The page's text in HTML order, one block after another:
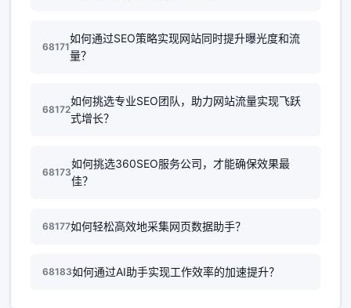
68171
如何通过SEO策略实现网站同时提升曝光度和流
量？
68172
如何挑选专业SEO团队，助力网站流量实现飞跃
式增长？
68173
如何挑选360SEO服务公司，才能确保效果最
佳？
68177如何轻松高效地采集网页数据助手？
68183如何通过AI助手实现工作效率的加速提升？